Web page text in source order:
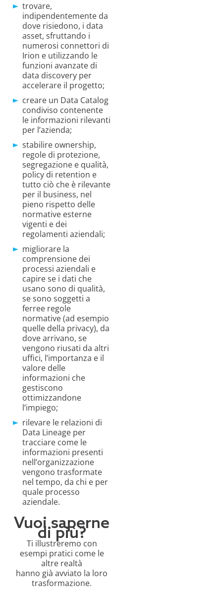
trovare,
indipendentemente da
dove risiedono, i data
asset, sfruttando i
numerosi connettori di
Irion e utilizzando le
funzioni avanzate di
data discovery per
accelerare il progetto;
creare un Data Catalog
condiviso contenente
le informazioni rilevanti
per l’azienda;
stabilire ownership,
regole di protezione,
segregazione e qualità,
policy di retention e
tutto ciò che è rilevante
per il business, nel
pieno rispetto delle
normative esterne
vigenti e dei
regolamenti aziendali;
migliorare la
comprensione dei
processi aziendali e
capire se i dati che
usano sono di qualità,
se sono soggetti a
ferree regole
normative (ad esempio
quelle della privacy), da
dove arrivano, se
vengono riusati da altri
uffici, l’importanza e il
valore delle
informazioni che
gestiscono
ottimizzandone
l’impiego;
rilevare le relazioni di
Data Lineage per
tracciare come le
informazioni presenti
nell’organizzazione
vengono trasformate
nel tempo, da chi e per
quale processo
aziendale.
Vuoi saperne
di più?
Ti illustreremo con
esempi pratici come le
altre realtà
hanno già avviato la loro
trasformazione.